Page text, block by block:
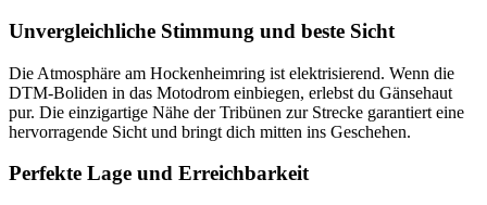
Unvergleichliche Stimmung und beste Sicht
Die Atmosphäre am Hockenheimring ist elektrisierend. Wenn die
DTM-Boliden in das Motodrom einbiegen, erlebst du Gänsehaut
pur. Die einzigartige Nähe der Tribünen zur Strecke garantiert eine
hervorragende Sicht und bringt dich mitten ins Geschehen.
Perfekte Lage und Erreichbarkeit